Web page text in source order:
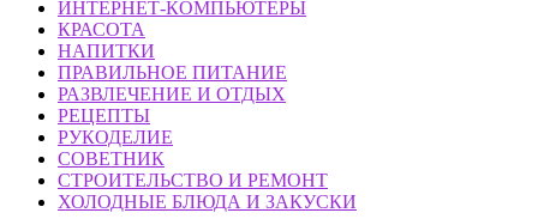
ИНТЕРНЕТ-КОМПЬЮТЕРЫ
КРАСОТА
НАПИТКИ
ПРАВИЛЬНОЕ ПИТАНИЕ
РАЗВЛЕЧЕНИЕ И ОТДЫХ
РЕЦЕПТЫ
РУКОДЕЛИЕ
СОВЕТНИК
СТРОИТЕЛЬСТВО И РЕМОНТ
ХОЛОДНЫЕ БЛЮДА И ЗАКУСКИ